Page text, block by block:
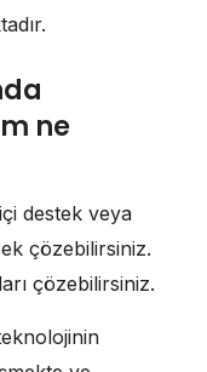
ne
destek veya
çözebilirsiniz.
çözebilirsiniz.